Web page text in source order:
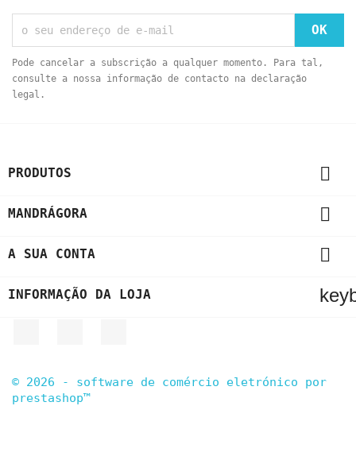
Pode cancelar a subscrição a qualquer momento. Para tal,
consulte a nossa informação de contacto na declaração
legal.
PRODUTOS 
MANDRÁGORA 
A SUA CONTA 
INFORMAÇÃO DA LOJA
© 2026 - software de comércio eletrónico por
prestashop™